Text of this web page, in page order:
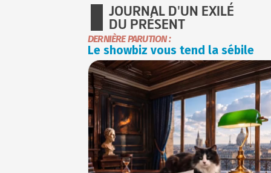
JOURNAL D'UN EXILÉ
DU PRÉSENT
DERNIÈRE PARUTION :
Le showbiz vous tend la sébile